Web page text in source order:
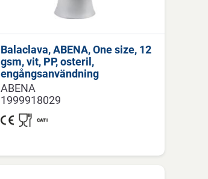
Balaclava, ABENA, One size, 12
gsm, vit, PP, osteril,
engångsanvändning
ABENA
1999918029